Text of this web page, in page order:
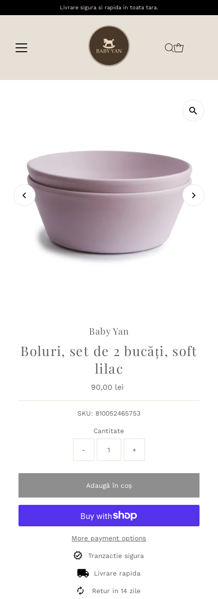
Livrare sigura si rapida in toata tara.
Baby Yan
Boluri, set de 2 bucăți, soft
lilac
Preț
90,00 lei
SKU: 810052465753
Cantitate
- +
Adaugă în coș
More payment options
Tranzactie sigura
Livrare rapida
Retur in 14 zile